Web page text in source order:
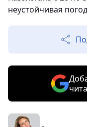
неустойчивая